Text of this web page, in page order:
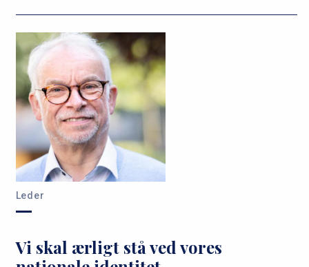
Leder
Vi skal ærligt stå ved vores